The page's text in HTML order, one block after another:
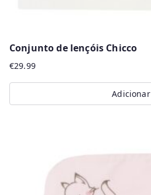
Conjunto de lençóis Chicco
€29.99
Adicionar